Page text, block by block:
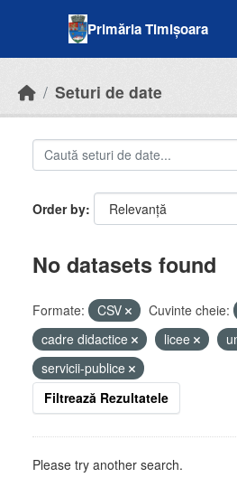
Primăria Timișoara
Seturi de date
Order by
No datasets found
Formate: CSV Cuvinte cheie:
cadre didactice
licee
servicii-publice
Filtrează Rezultatele
Please try another search.